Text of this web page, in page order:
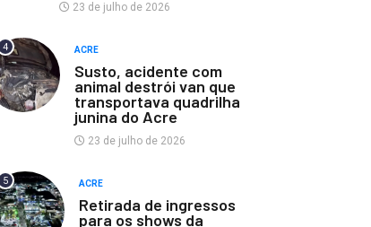
23 de julho de 2026
4 ACRE
Susto, acidente com
animal destrói van que
transportava quadrilha
junina do Acre
23 de julho de 2026
5 ACRE
Retirada de ingressos
para os shows da